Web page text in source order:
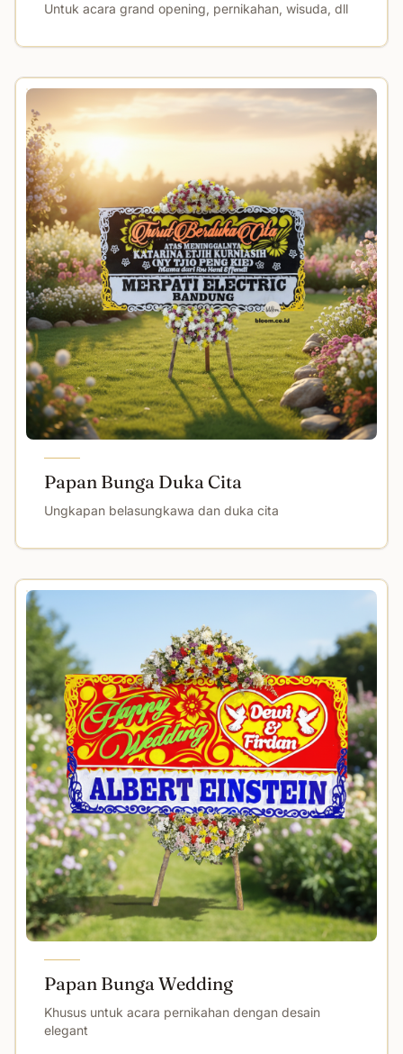
Untuk acara grand opening, pernikahan, wisuda, dll
Papan Bunga Duka Cita
Ungkapan belasungkawa dan duka cita
Papan Bunga Wedding
Khusus untuk acara pernikahan dengan desain
elegant